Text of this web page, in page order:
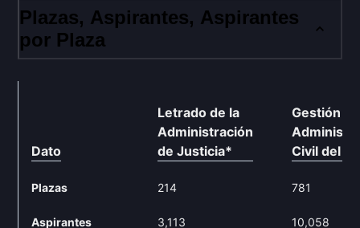
Plazas, Aspirantes, Aspirantes
por Plaza
Dato
Letrado de la
Administración
de Justicia*
Plazas 214
Aspirantes 3,113
Gestión de
Civil del
781
10,058